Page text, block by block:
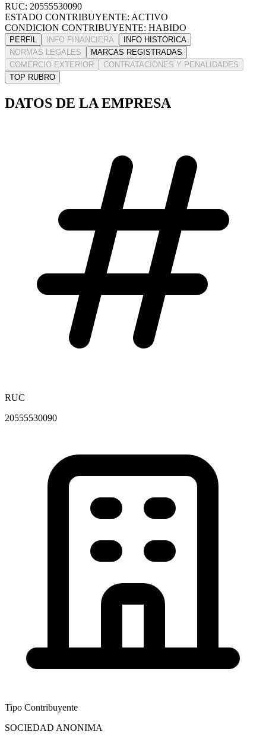
RUC: 20555530090
ESTADO CONTRIBUYENTE: ACTIVO
CONDICION CONTRIBUYENTE: HABIDO
PERFIL INFO FINANCIERA
INFO HISTORICA
NORMAS LEGALES
MARCAS REGISTRADAS
COMERCIO EXTERIOR
CONTRATACIONES Y PENALIDADES
TOP RUBRO
DATOS DE LA EMPRESA
RUC
20555530090
Tipo Contribuyente
SOCIEDAD ANONIMA